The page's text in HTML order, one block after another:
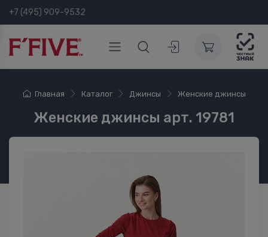
+7 (495) 909-9532
Главная Каталог Джинсы Женские джинсы
Женские джинсы арт. 19781